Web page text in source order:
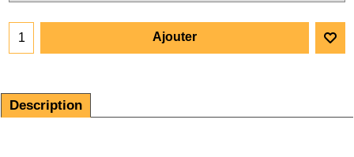
Ajouter
Description